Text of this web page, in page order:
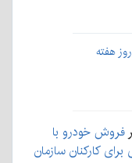
برق کرمان موتور ۶ روز از ۷ روز هفته
فروش خودرو با
کارکنان سازمان